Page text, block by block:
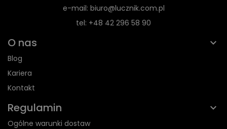
e-mail: biuro@lucznik.com.pl
tel: +48 42 296 58 90
O nas
Blog
Kariera
Kontakt
Regulamin
Ogólne warunki dostaw